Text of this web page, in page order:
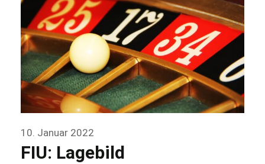
10. Januar 2022
FIU: Lagebild